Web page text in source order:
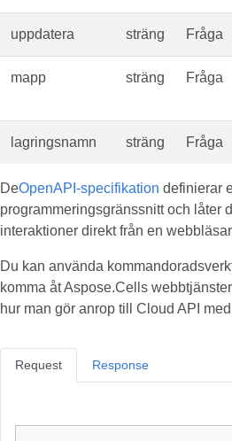
uppdatera sträng Fråga
mapp sträng Fråga
lagringsnamn sträng Fråga
DeOpenAPI-specifikation definierar
programmeringsgränssnitt och låter
interaktioner direkt från en
Du kan använda
komma åt Aspose.Cells
hur man gör anrop till Cloud API
Request Response